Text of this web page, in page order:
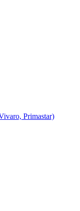
Primastar)